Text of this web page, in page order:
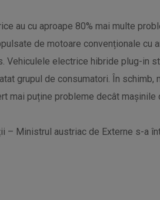
au cu aproape 80% mai multe
de motoare convenționale cu
Vehiculele electrice hibride plug-in
grupul de consumatori. În schimb,
mai puține probleme decât mașinile
– Ministrul austriac de Externe s-a